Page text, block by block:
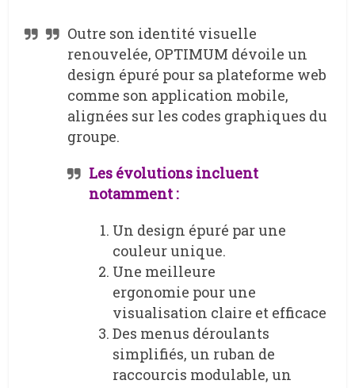
Outre son identité visuelle
renouvelée, OPTIMUM dévoile un
design épuré pour sa plateforme web
comme son application mobile,
alignées sur les codes graphiques du
groupe.
Les évolutions incluent
notamment :
Un design épuré par une
couleur unique.
Une meilleure
ergonomie pour une
visualisation claire et efficace
Des menus déroulants
simplifiés, un ruban de
raccourcis modulable, un